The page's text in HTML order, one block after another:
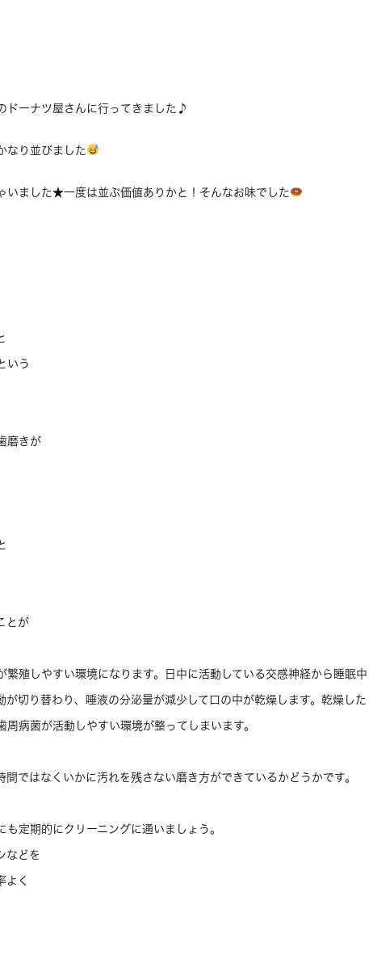
ドーナツ屋さんに行ってきました♪
なり並びました
いました★一度は並ぶ価値ありかと！そんなお味でした
いう
磨きが
とが
繁殖しやすい環境になります。日中に活動している交感神経から睡眠中
が切り替わり、唾液の分泌量が減少して口の中が乾燥します。乾燥した
病菌が活動しやすい環境が整ってしまいます。
ではなくいかに汚れを残さない磨き方ができているかどうかです。
定期的にクリーニングに通いましょう。
などを
よく